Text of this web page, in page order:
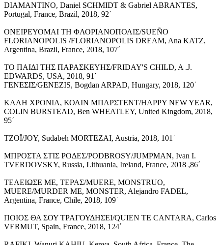
DIAMANTINO, Daniel SCHMIDT & Gabriel ABRANTES,
Portugal, France, Brazil, 2018, 92΄
ΟΝΕΙΡΕΥΟΜΑΙ ΤΗ ΦΛΟΡΙΑΝΟΠΟΛΙΣ/SUEÑO
FLORIANOPOLIS /FLORIANOPOLIS DREAM, Ana KATZ,
Argentina, Brazil, France, 2018, 107΄
ΤΟ ΠΑΙΔΙ ΤΗΣ ΠΑΡΑΣΚΕΥΗΣ/FRIDAY'S CHILD, A .J.
EDWARDS, USA, 2018, 91΄
ΓΕΝΕΣΙΣ/GENEZIS, Bogdan ARPAD, Hungary, 2018, 120΄
ΚΑΛΗ ΧΡΟΝΙΑ, ΚΟΛΙΝ ΜΠΑΡΣΤΕΝΤ/HAPPY NEW YEAR,
COLIN BURSTEAD, Ben WHEATLEY, United Kingdom, 2018,
95΄
TZOΪ/JOY, Sudabeh MORTEZAI, Austria, 2018, 101΄
ΜΠΡΟΣΤΑ ΣΤΙΣ ΡΟΔΕΣ/PODBROSY/JUMPMAN, Ivan I.
TVERDOVSKY, Russia, Lithuania, Ireland, France, 2018 ,86΄
ΤΕΛΕΙΩΣΕ ΜΕ, ΤΕΡΑΣ/MUERE, MONSTRUO,
MUERE/MURDER ME, MONSTER, Alejandro FADEL,
Argentina, France, Chile, 2018, 109΄
ΠΟΙΟΣ ΘΑ ΣΟΥ ΤΡΑΓΟΥΔΗΣΕΙ/QUIEN TE CANTARA, Carlos
VERMUT, Spain, France, 2018, 124΄